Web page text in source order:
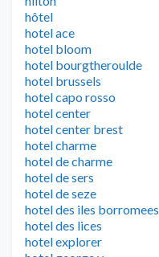
hôtel
hotel ace
hotel bloom
hotel bourgtheroulde
hotel brussels
hotel capo rosso
hotel center
hotel center brest
hotel charme
hotel de charme
hotel de sers
hotel de seze
hotel des iles borromees
hotel des lices
hotel explorer